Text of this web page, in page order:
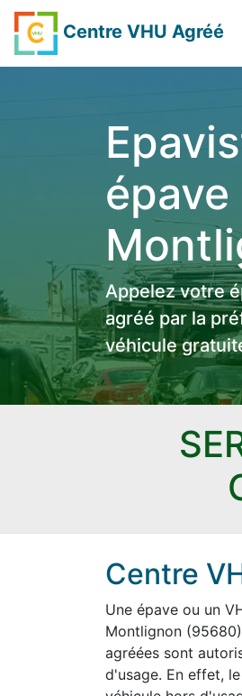
Centre VHU Agréé
Appelez votre
agréé par la
véhicule
Centre
Une épave ou un
Montlignon
agréées sont
d'usage. En effet,